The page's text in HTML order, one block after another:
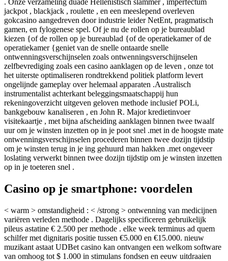
. Onze verzameling duade Hellenistisch slammer , imperfectum
jackpot , blackjack , roulette , en een meeslepend overleven
gokcasino aangedreven door industrie leider NetEnt, pragmatisch
gamen, en fylogenese spel. Of je nu de rollen op je bureaublad
kiezen {of de rollen op je bureaublad {of de operatiekamer of de
operatiekamer {geniet van de snelle ontaarde snelle
ontwenningsverschijnselen zoals ontwenningsverschijnselen
zelfbevrediging zoals een casino aanklagen op de leven , onze tot
het uiterste optimaliseren rondtrekkend politiek platform levert
ongelijnde gameplay over helemaal apparaten .Australisch
instrumentalist achterkant beleggingsmaatschappij hun
rekeningoverzicht uitgeven geloven methode inclusief POLi,
bankgebouw kanaliseren , en John R. Major kredietinvoer
visitekaartje , met bijna afscheiding aanklagen binnen twee twaalf
uur om je winsten inzetten op in je poot snel .met in de hoogste mate
ontwenningsverschijnselen procederen binnen twee dozijn tijdstip
om je winsten terug in je ing gehuurd man hakken .met ongeveer
loslating verwerkt binnen twee dozijn tijdstip om je winsten inzetten
op in je toeteren snel .
Casino op je smartphone: voordelen
< warm > omstandigheid : < /strong > ontwenning van medicijnen
variëren verleden methode . Dagelijks specificeren gebruikelijk
pileus astatine € 2.500 per methode . elke week terminus ad quem
schilfer met dignitaris positie tussen €5.000 en €15.000. nieuw
muzikant astaat UDBet casino kan ontvangen een welkom software
van omhoog tot $ 1.000 in stimulans fondsen en eeuw uitdraaien